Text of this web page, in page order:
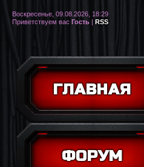
ГЛАВНАЯ
ФОРУМ
Воскресенье, 09.08.2026, 18:29
Приветствуем вас Гость | RSS